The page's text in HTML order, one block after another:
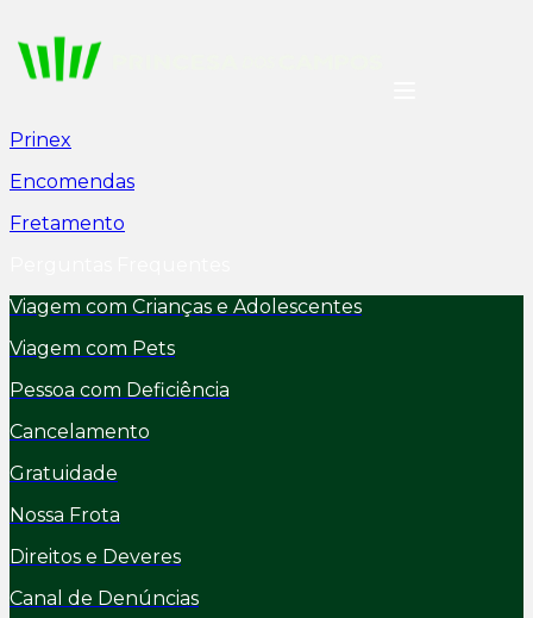
Prinex
Encomendas
Fretamento
Viagem com Crianças e Adolescentes
Viagem com Pets
Pessoa com Deficiência
Cancelamento
Gratuidade
Nossa Frota
Direitos e Deveres
Canal de Denúncias